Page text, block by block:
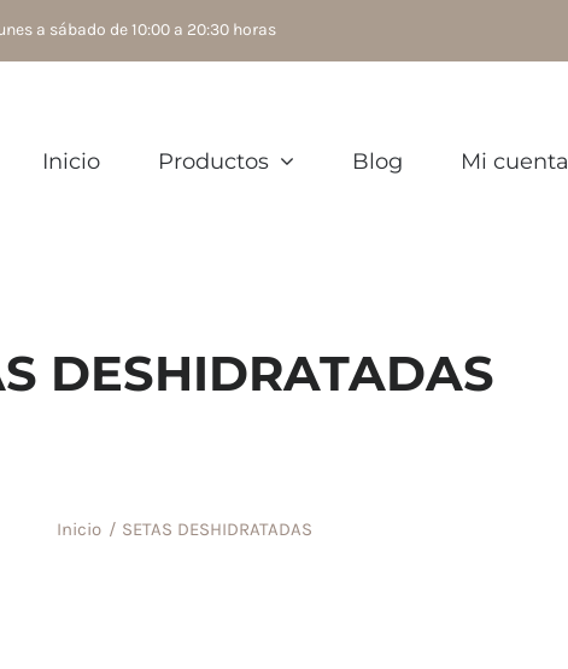
a sábado de 10:00 a 20:30 horas
Inicio Productos Blog Mi cuenta
DESHIDRATADAS
Inicio SETAS DESHIDRATADAS